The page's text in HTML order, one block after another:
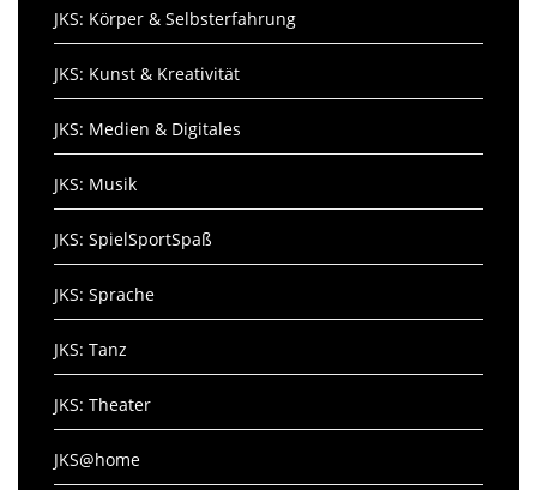
JKS: Körper & Selbsterfahrung
JKS: Kunst & Kreativität
JKS: Medien & Digitales
JKS: Musik
JKS: SpielSportSpaß
JKS: Sprache
JKS: Tanz
JKS: Theater
JKS@home